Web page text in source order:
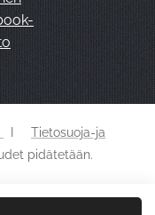
Tietosuoja-ja
pidätetään.